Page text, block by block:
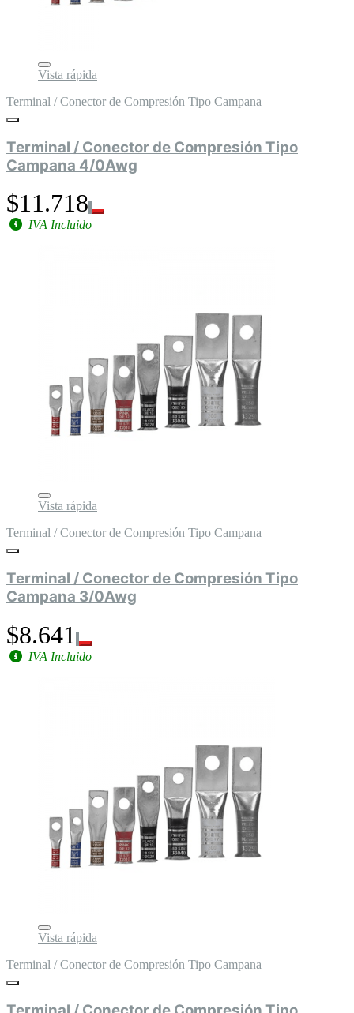
Vista rápida
Terminal / Conector de Compresión Tipo Campana
Terminal / Conector de Compresión Tipo
Campana 4/0Awg
$11.718
IVA Incluido
Vista rápida
Terminal / Conector de Compresión Tipo Campana
Terminal / Conector de Compresión Tipo
Campana 3/0Awg
$8.641
IVA Incluido
Vista rápida
Terminal / Conector de Compresión Tipo Campana